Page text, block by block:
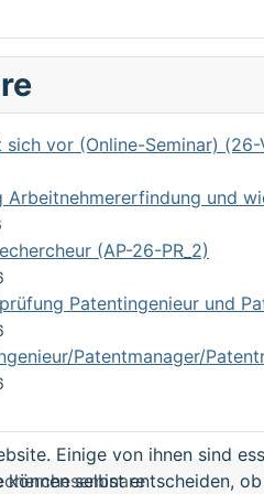
sich vor (Online-Seminar) (26-
Arbeitnehmererfindung und
(AP-26-PR_2)
Patentingenieur und
Patentmanager/
Einige von ihnen sind
selbst entscheiden,